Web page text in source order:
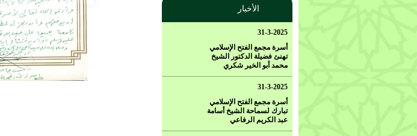
الأخبار
31-3-2025
أسرة مجمع الفتح الإسلامي
تهنئ فضيلة الدكتور الشيخ
محمد أبو الخير شكري
31-3-2025
أسرة مجمع الفتح الإسلامي
تبارك لسماحة الشيخ أسامة
عبد الكريم الرفاعي